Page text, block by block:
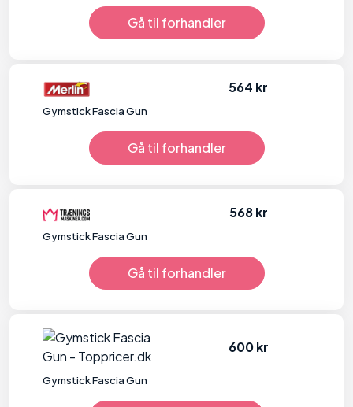
Gå til forhandler
Gymstick Fascia Gun
564 kr
Gå til forhandler
Gymstick Fascia Gun
568 kr
Gå til forhandler
Gymstick Fascia Gun
600 kr